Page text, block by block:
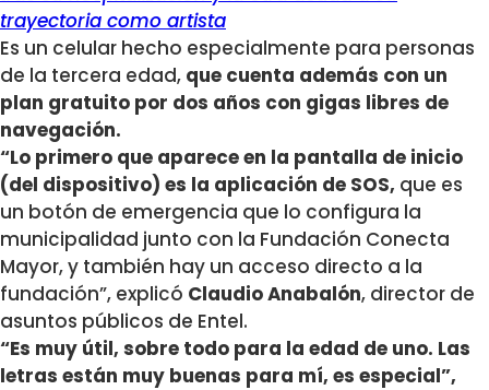
trayectoria como artista
Es un celular hecho especialmente para personas
de la tercera edad, que cuenta además con un
plan gratuito por dos años con gigas libres de
navegación.
“Lo primero que aparece en la pantalla de inicio
(del dispositivo) es la aplicación de SOS, que es
un botón de emergencia que lo configura la
municipalidad junto con la Fundación Conecta
Mayor, y también hay un acceso directo a la
fundación”, explicó Claudio Anabalón, director de
asuntos públicos de Entel.
“Es muy útil, sobre todo para la edad de uno. Las
letras están muy buenas para mí, es especial”,